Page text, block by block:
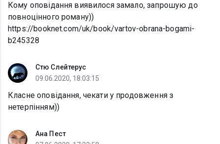
Кому оповідання виявилося замало, запрошую до
повноцінного роману))
https://booknet.com/uk/book/vartov-obrana-bogami-
b245328
Стю Слейтерус
09.06.2020, 18:03:15
Класне оповідання, чекати у продовження з
нетерпінням))
Ана Пест